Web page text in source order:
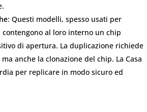
: Questi modelli, spesso usati per
al loro interno un chip
di apertura. La duplicazione richiede
anche la clonazione del chip. La Casa
per replicare in modo sicuro ed